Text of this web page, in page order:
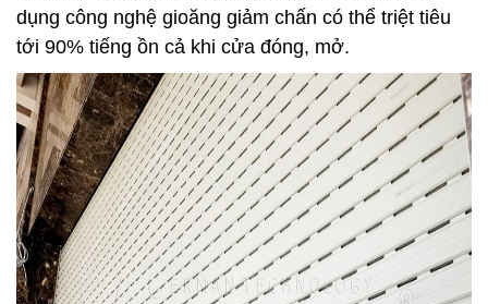
dụng công nghệ gioăng giảm chấn có thể triệt tiêu
tới 90% tiếng ồn cả khi cửa đóng, mở.